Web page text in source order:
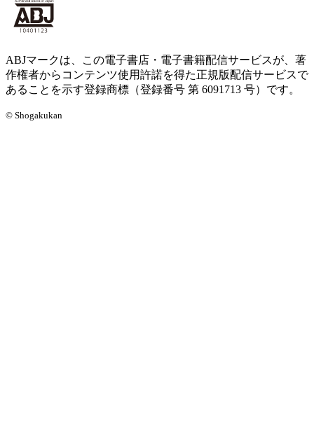
ABJマークは、この電子書店・電子書籍配信サービスが、著
作権者からコンテンツ使用許諾を得た正規版配信サービスで
あることを示す登録商標（登録番号 第 6091713 号）です。
© Shogakukan